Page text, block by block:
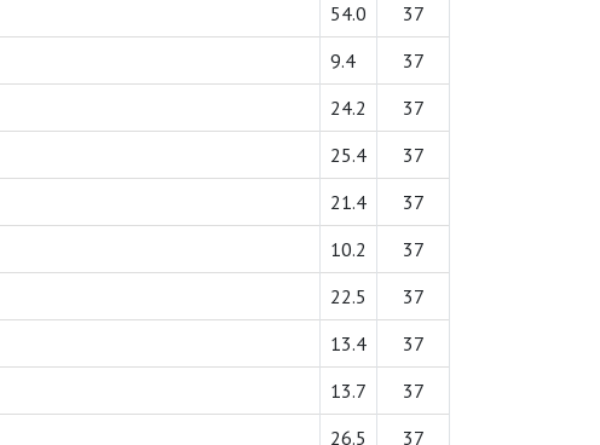
54.0
37
9.4 37
24.2
37
25.4 37
21.4
37
10.2 37
22.5
37
13.4 37
13.7
37
26.5 37